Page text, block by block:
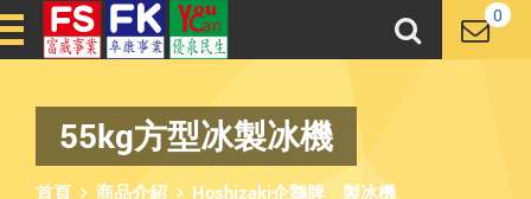
0
55kg方型冰製冰機
首頁 商品介紹
Hoshizaki企鵝牌 製冰機